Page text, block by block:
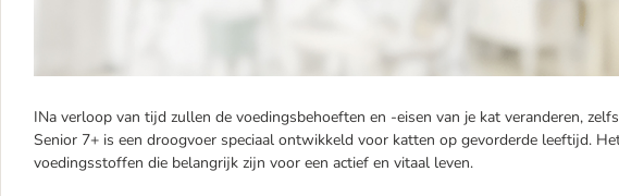
INa verloop van tijd zullen de voedingsbehoeften en -eisen van je kat veranderen,
Senior 7+ is een droogvoer speciaal ontwikkeld voor katten op gevorderde leeftijd.
voedingsstoffen die belangrijk zijn voor een actief en vitaal leven.